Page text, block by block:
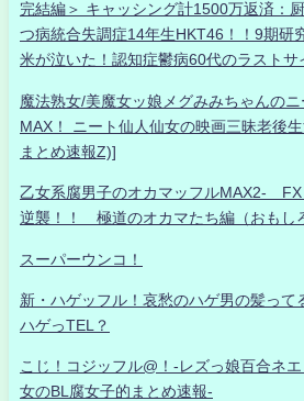
完結編＞ キャッシング計1500万返済：
つ病統合失調症14年生HKT46！！9期研
米が泣いた！認知症鬱病60代のラストサ
魔法熟女/美魔女ッ娘メグみみちゃんの
MAX！ ニート仙人仙女の映画三昧老後
まとめ速報Z)]
乙女系腐男子のオカマッフルMAX2- FX
逆襲！！ 極道のオカマたち編（おもし
スーパーウンコ！
新・ハゲッフル！哀愁のハゲ男の髪って
ハゲっTEL？
こじ！コジッフル@！-レズっ娘百合ネ
女のBL腐女子的まとめ速報-